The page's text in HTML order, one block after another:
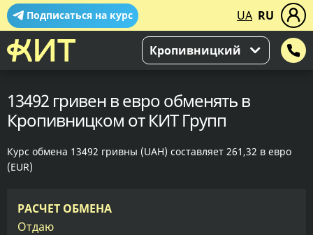
Подписаться на курс UA RU
Кропивницкий
13492 гривен в евро обменять в
Кропивницком от КИТ Групп
Курс обмена 13492 гривны (UAH) составляет 261,32 в евро
(EUR)
РАСЧЕТ ОБМЕНА
Отдаю